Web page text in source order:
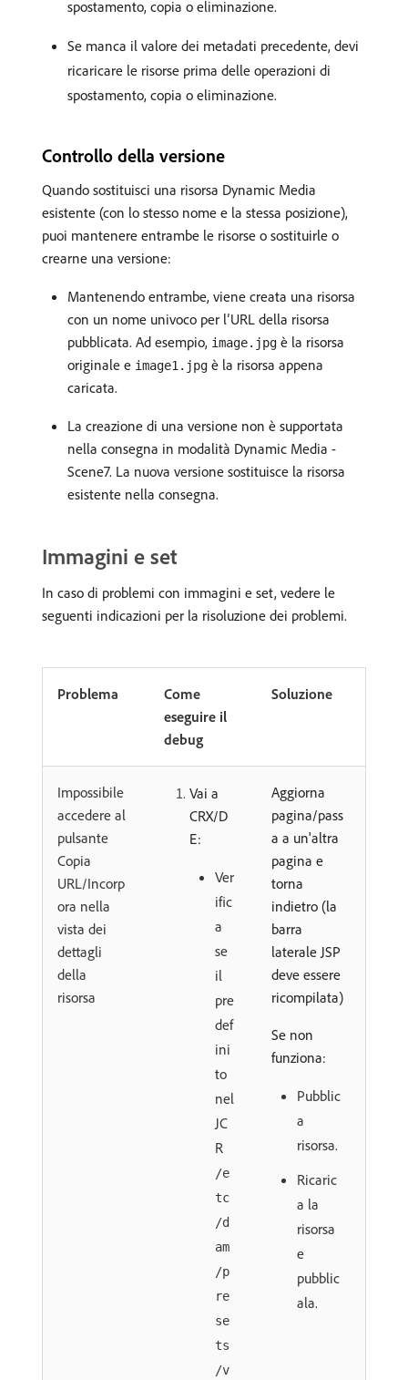
spostamento, copia o eliminazione.
Se manca il valore dei metadati precedente, devi
ricaricare le risorse prima delle operazioni di
spostamento, copia o eliminazione.
Controllo della versione
Quando sostituisci una risorsa Dynamic Media
esistente (con lo stesso nome e la stessa posizione),
puoi mantenere entrambe le risorse o sostituirle o
crearne una versione:
Mantenendo entrambe, viene creata una risorsa
con un nome univoco per l’URL della risorsa
pubblicata. Ad esempio, image.jpg è la risorsa
originale e image1.jpg è la risorsa appena
caricata.
La creazione di una versione non è supportata
nella consegna in modalità Dynamic Media -
Scene7. La nuova versione sostituisce la risorsa
esistente nella consegna.
Immagini e set
In caso di problemi con immagini e set, vedere le
seguenti indicazioni per la risoluzione dei problemi.
Problema
Come
eseguire il
debug
Soluzione
Impossibile
accedere al
pulsante
Copia
URL/Incorp
ora nella
vista dei
dettagli
della
risorsa
Vai a
CRX/D
E:
Ver
ific
a
se
il
pre
def
ini
to
nel
JC
R
/e
tc
/d
am
/p
re
se
ts
/v
Aggiorna
pagina/pass
a a un'altra
pagina e
torna
indietro (la
barra
laterale JSP
deve essere
ricompilata)
Se non
funziona:
Pubblic
a
risorsa.
Ricaric
a la
risorsa
e
pubblic
ala.